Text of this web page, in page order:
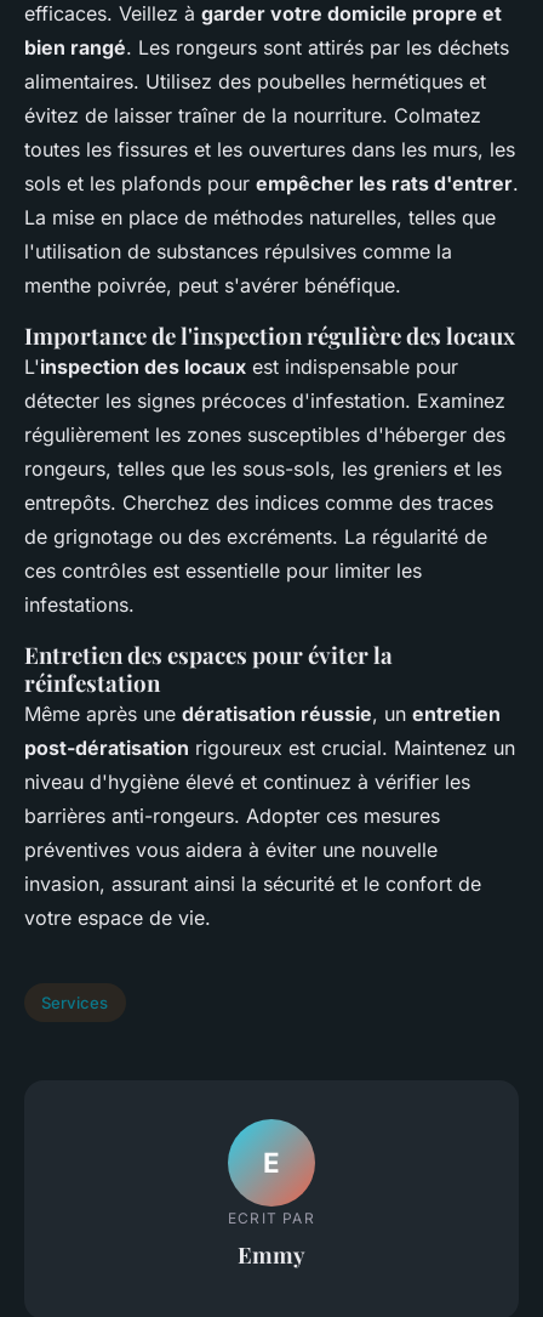
efficaces. Veillez à garder votre domicile propre et
bien rangé. Les rongeurs sont attirés par les déchets
alimentaires. Utilisez des poubelles hermétiques et
évitez de laisser traîner de la nourriture. Colmatez
toutes les fissures et les ouvertures dans les murs, les
sols et les plafonds pour empêcher les rats d'entrer.
La mise en place de méthodes naturelles, telles que
l'utilisation de substances répulsives comme la
menthe poivrée, peut s'avérer bénéfique.
Importance de l'inspection régulière des locaux
L'inspection des locaux est indispensable pour
détecter les signes précoces d'infestation. Examinez
régulièrement les zones susceptibles d'héberger des
rongeurs, telles que les sous-sols, les greniers et les
entrepôts. Cherchez des indices comme des traces
de grignotage ou des excréments. La régularité de
ces contrôles est essentielle pour limiter les
infestations.
Entretien des espaces pour éviter la
réinfestation
Même après une dératisation réussie, un entretien
post-dératisation rigoureux est crucial. Maintenez un
niveau d'hygiène élevé et continuez à vérifier les
barrières anti-rongeurs. Adopter ces mesures
préventives vous aidera à éviter une nouvelle
invasion, assurant ainsi la sécurité et le confort de
votre espace de vie.
Services
E
ECRIT PAR
Emmy